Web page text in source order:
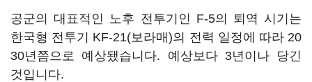
공군의 대표적인 노후 전투기인 F-5의 퇴역 시기는
한국형 전투기 KF-21(보라매)의 전력 일정에 따라 20
30년쯤으로 예상됐습니다. 예상보다 3년이나 당긴
것입니다.